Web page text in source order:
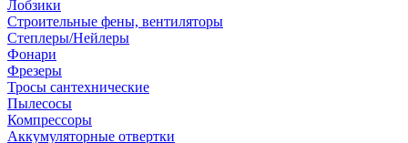
Лобзики
Строительные фены, вентиляторы
Степлеры/Нейлеры
Фонари
Фрезеры
Тросы сантехнические
Пылесосы
Компрессоры
Аккумуляторные отвертки